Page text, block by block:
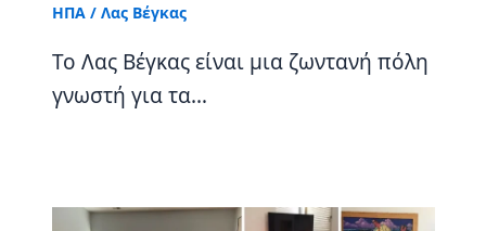
ΗΠΑ/ Λας Βέγκας
Το Λας Βέγκας είναι μια ζωντανή πόλη
γνωστή για τα…